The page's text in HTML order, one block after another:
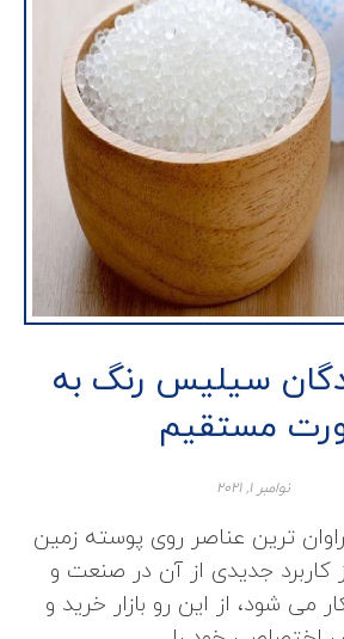
سیلیس رنگ به
مستقیم
نوامبر ۱, ۲۰۲۱
ترین عناصر روی پوسته زمین
کاربرد جدیدی از آن در صنعت و
می شود، از این رو بازار خرید و